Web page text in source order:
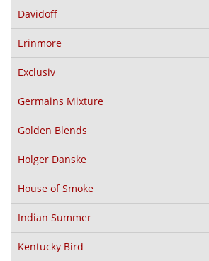
Davidoff
Erinmore
Exclusiv
Germains Mixture
Golden Blends
Holger Danske
House of Smoke
Indian Summer
Kentucky Bird